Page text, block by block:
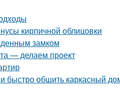
кирпичной облицовки
замком
— делаем проект
быстро обшить каркасный